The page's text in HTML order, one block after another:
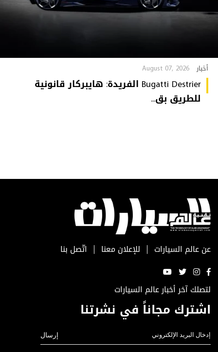
أخبار August 07, 2026
Bugatti Destrier الفريدة: هايبركار قانونية
للطريق بق...
عن عالم السيارات للإعلان معنا اتّصل بنا
لتصلك آخر أخبار عالم السيارات
اشترك مجاناً في نشرتنا